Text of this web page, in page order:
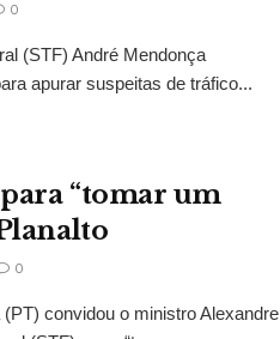
0
(STF) André Mendonça
apurar suspeitas de tráfico...
“tomar um
0
convidou o ministro Alexandre